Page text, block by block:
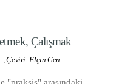
Çalışmak
,Çeviri: Elçin Gen
"praksis" arasındaki